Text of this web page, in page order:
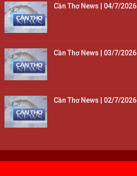
Cần Thơ News | 04/7/2026
Cần Thơ News | 03/7/2026
Cần Thơ News | 02/7/2026